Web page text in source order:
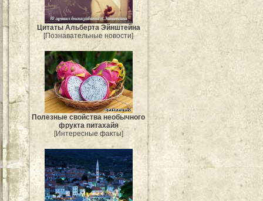
Цитаты Альберта Эйнштейна
[Познавательные новости]
Полезные свойства необычного
фрукта питахайя
[Интересные факты]